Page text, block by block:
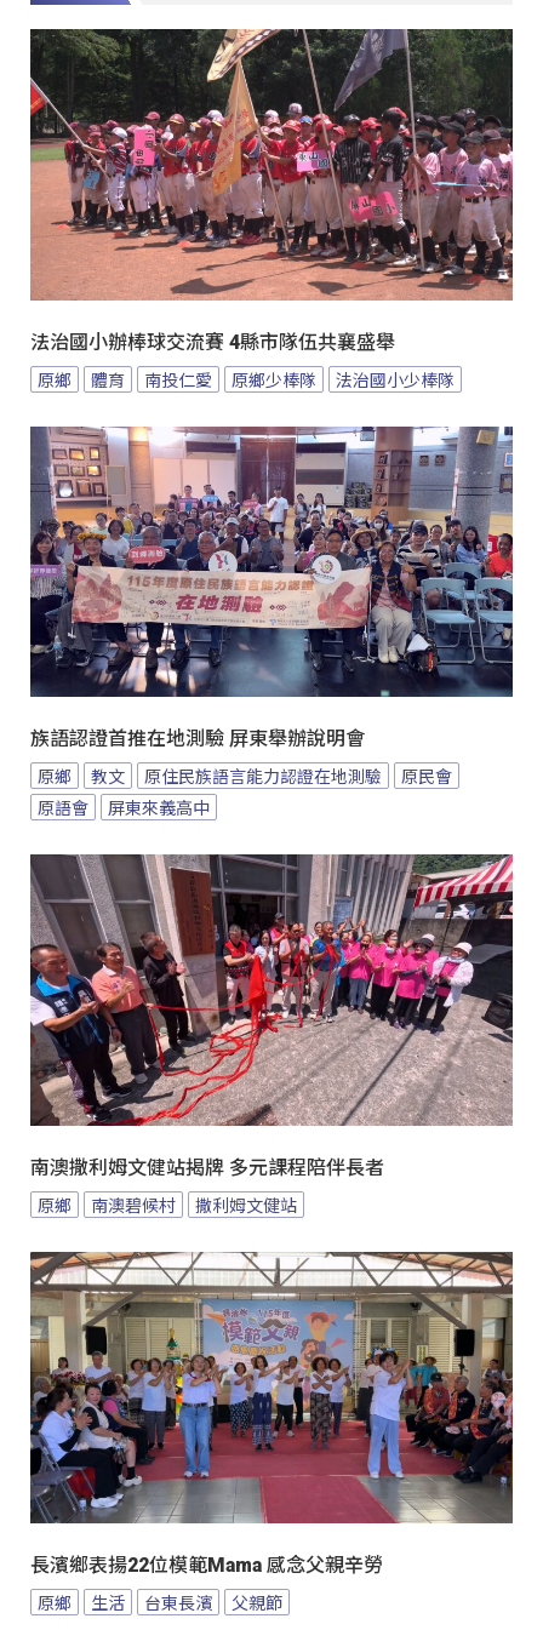
法治國小辦棒球交流賽 4縣市隊伍共襄盛舉
原鄉 體育 南投仁愛 原鄉少棒隊 法治國小少棒隊
族語認證首推在地測驗 屏東舉辦說明會
原鄉 教文 原住民族語言能力認證在地測驗
原民會
原語會
屏東來義高中
南澳撒利姆文健站揭牌 多元課程陪伴長者
原鄉 南澳碧候村 撒利姆文健站
長濱鄉表揚22位模範Mama 感念父親辛勞
原鄉 生活 台東長濱 父親節